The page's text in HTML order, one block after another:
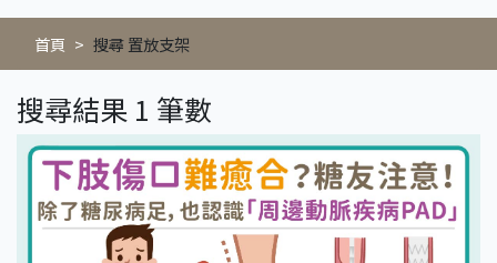
首頁 搜尋 置放支架
搜尋結果 1 筆數